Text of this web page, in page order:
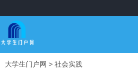
大学生门户网 > 社会实践